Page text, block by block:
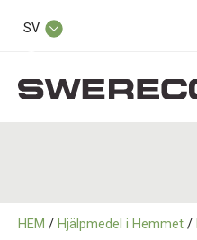
SV
HEM / Hjälpmedel i Hemmet /